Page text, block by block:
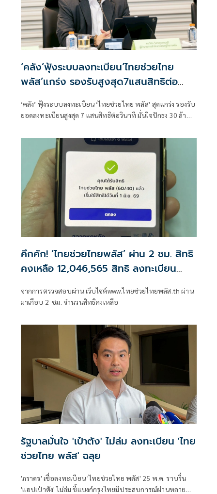
‘คลัง’ฟุ้งระบบลงทะเบียน‘ไทยช่วยไทย
พลัส’แกร่ง รองรับสูงสุด7แสนสิทธิต่อ
‘คลัง’ ฟุ้งระบบลงทะเบียน ‘ไทยช่วยไทย พลัส’ สุดแกร่ง รองรับ
ยอดลงทะเบียนสูงสุด 7 แสนสิทธิต่อวินาที มั่นใจปักธง 30 ล้าน
ร้านค้าไม่ต้องกังวลโดนภาษีย้อนหลัง
คึกคัก! ‘ไทยช่วยไทยพลัส’ ผ่าน 2 ชม. สิทธิ
คงเหลือ 12,046,565 สิทธิ ลงทะเบียน
มากกว่า 3 แสนต่อวินาที
จากการตรวจสอบผ่าน เว็บไซต์www.ไทยช่วยไทยพลัส.th ผ่าน
มาเกือบ 2 ชม. จำนวนสิทธิคงเหลือ
รัฐบาลมั่นใจ 'เป๋าตัง' ไม่ล่ม ลงทะเบียน 'ไทย
ช่วยไทย พลัส' ฉลุย
'ภราดร' เชื่อลงทะเบียน 'ไทยช่วยไทย พลัส' 25 พ.ค. ราบรื่น
'แอปเป๋าตัง' ไม่ล่ม ชี้แบงก์กรุงไทยมีประสบการณ์ผ่านหลาย